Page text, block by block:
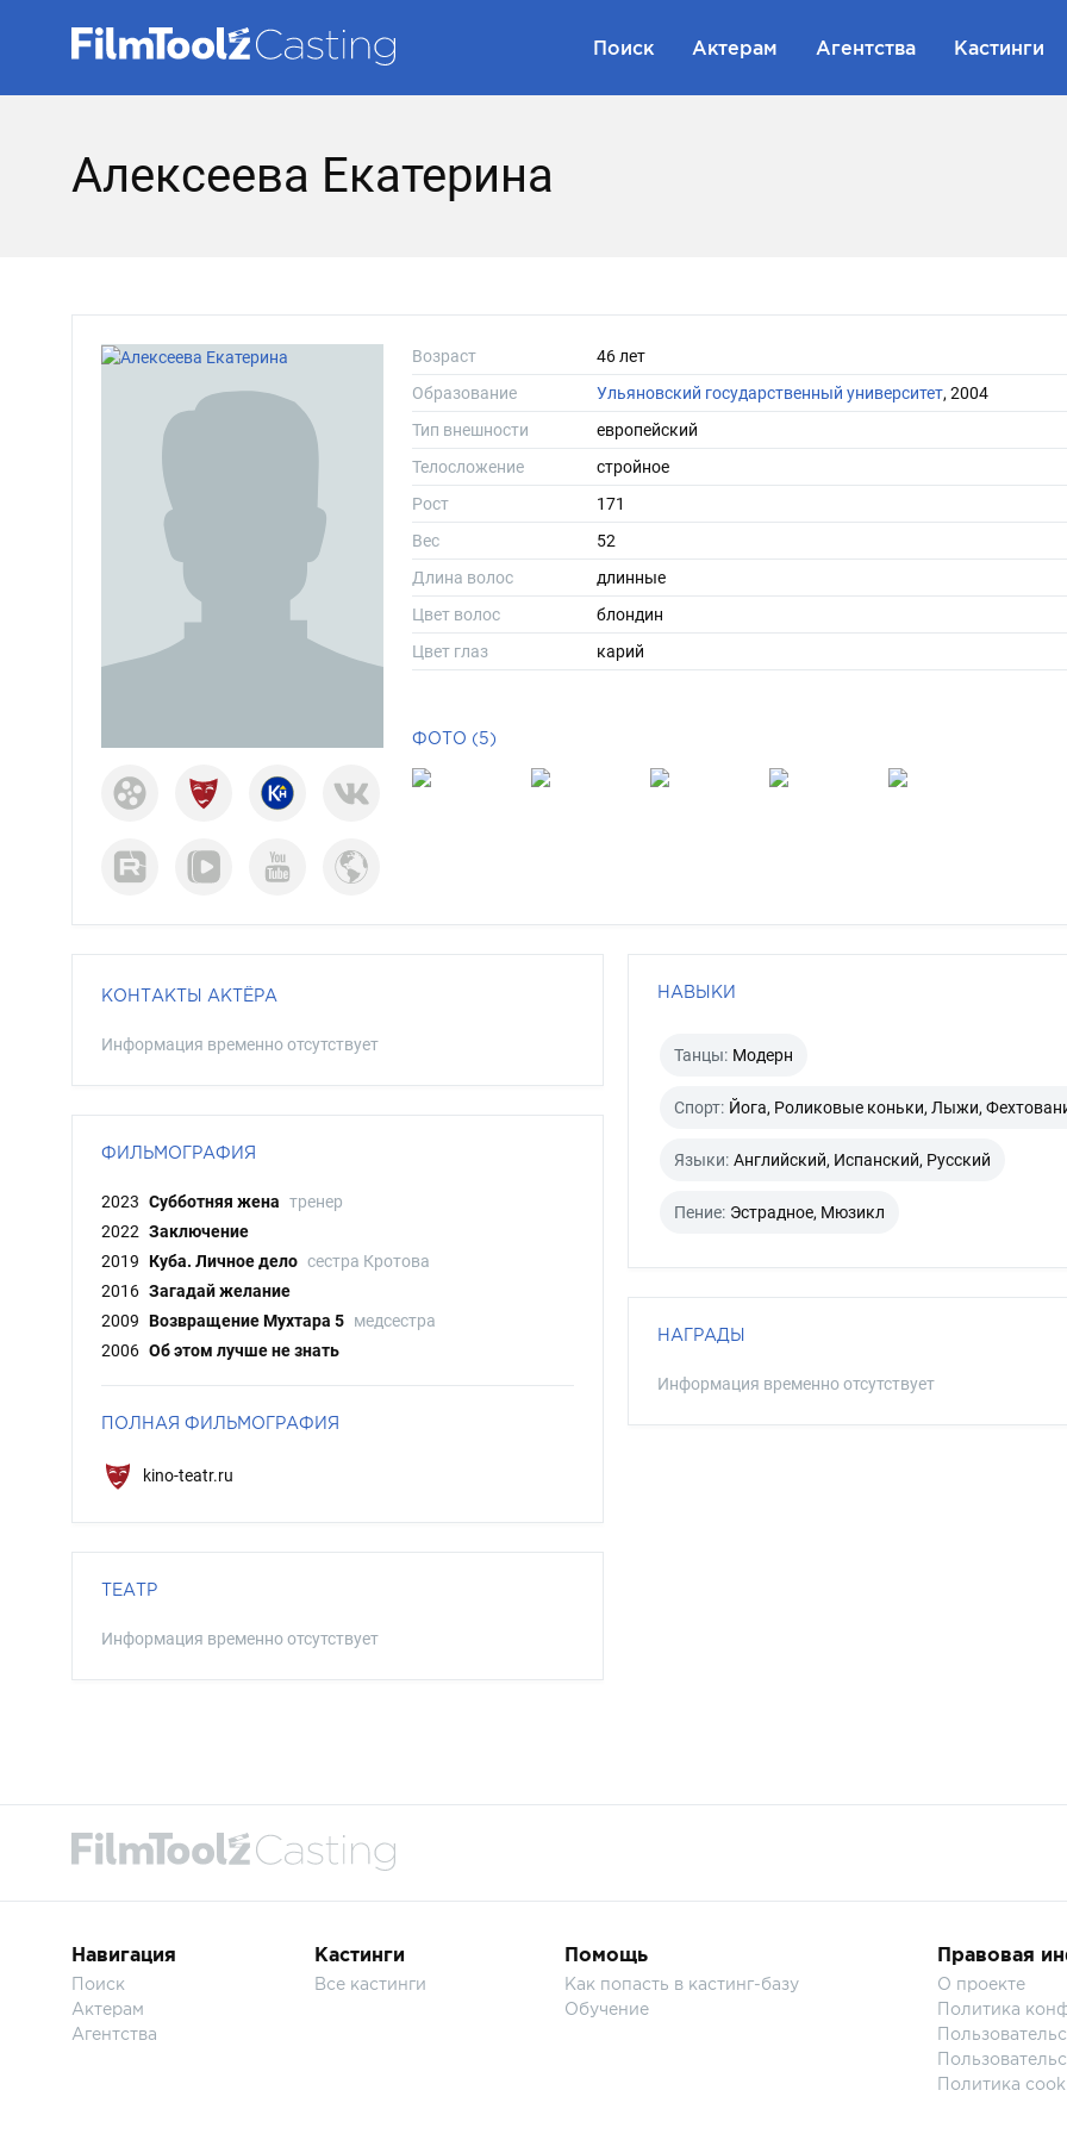
Поиск Актерам Агентства Кастинги
Алексеева Екатерина
Возраст
46 лет
Образование
Ульяновский государственный университет, 2004
Тип внешности
европейский
Телосложение
стройное
Рост
171
Вес
52
Длина волос
длинные
Цвет волос
блондин
Цвет глаз
карий
ФОТО (5)
КОНТАКТЫ АКТЁРА
Информация временно отсутствует
ФИЛЬМОГРАФИЯ
2023 Субботняя жена тренер
2022 Заключение
2019
Куба. Личное дело сестра Кротова
2016 Загадай желание
2009 Возвращение Мухтара 5 медсестра
2006 Об этом лучше не знать
ПОЛНАЯ ФИЛЬМОГРАФИЯ
kino-teatr.ru
ТЕАТР
Информация временно отсутствует
НАВЫКИ
Танцы: Модерн
Спорт: Йога, Роликовые коньки, Лыжи,
Языки: Английский, Испанский, Русский
Пение: Эстрадное, Мюзикл
НАГРАДЫ
Информация временно отсутствует
Навигация
Поиск
Актерам
Агентства
Кастинги
Все кастинги
Помощь
Как попасть в кастинг-базу
Обучение
Правовая
О проекте
Политика
Политика